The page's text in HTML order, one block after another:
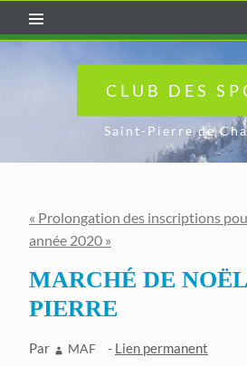
CLUB DES
Saint-Pierre de
« Prolongation des inscriptions
année 2020 »
MARCHÉ DE
PIERRE
Par MAF - Lien permanent